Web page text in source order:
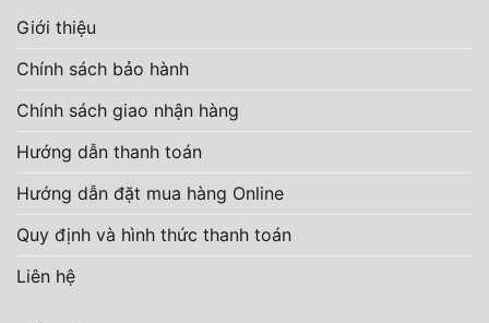
Giới thiệu
Chính sách bảo hành
Chính sách giao nhận hàng
Hướng dẫn thanh toán
Hướng dẫn đặt mua hàng Online
Quy định và hình thức thanh toán
Liên hệ